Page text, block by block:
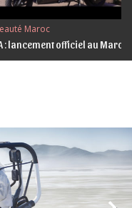
Maroc
Maroc
: lancement officiel au Maroc